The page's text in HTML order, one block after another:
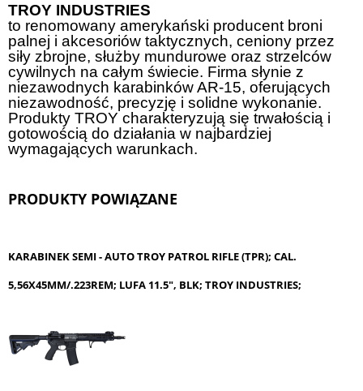
TROY INDUSTRIES
to renomowany amerykański producent broni
palnej i akcesoriów taktycznych, ceniony przez
siły zbrojne, służby mundurowe oraz strzelców
cywilnych na całym świecie. Firma słynie z
niezawodnych karabinków AR-15, oferujących
niezawodność, precyzję i solidne wykonanie.
Produkty TROY charakteryzują się trwałością i
gotowością do działania w najbardziej
wymagających warunkach.
PRODUKTY POWIĄZANE
KARABINEK SEMI - AUTO TROY PATROL RIFLE (TPR); CAL.
5,56X45MM/.223REM; LUFA 11.5", BLK; TROY INDUSTRIES;